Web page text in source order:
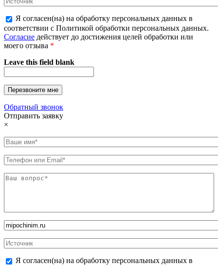
Я согласен(на) на обработку персональных данных в
соответствии с Политикой обработки персональных данных.
Согласие действует до достижения целей обработки или
моего отзыва *
Leave this field blank
Обратный звонок
Отправить заявку
×
Я согласен(на) на обработку персональных данных в